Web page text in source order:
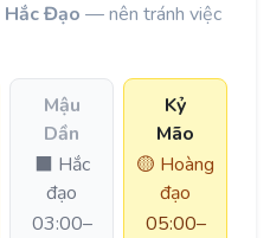
Hắc Đạo — nên tránh việc
Mậu
Dần
⬛ Hắc
đạo
03:00–
Kỷ
Mão
🟡 Hoàng
đạo
05:00–